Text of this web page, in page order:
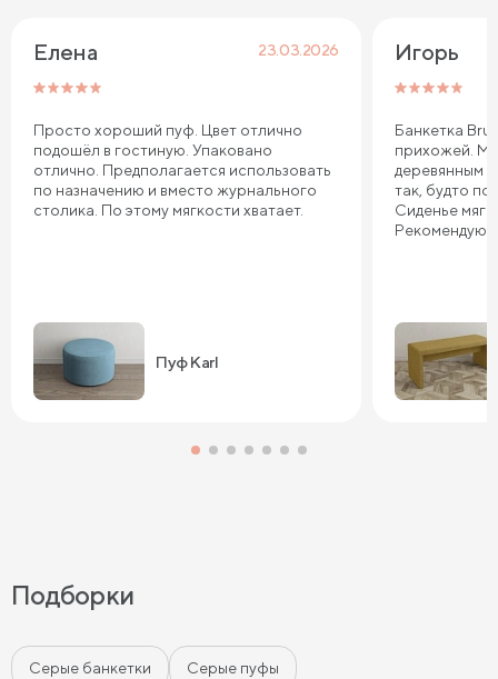
Елена 23.03.2026
Просто хороший пуф. Цвет отлично
подошёл в гостиную. Упаковано
отлично. Предполагается использовать
по назначению и вместо журнального
столика. По этому мягкости хватает.
Пуф Karl
Игорь
Банкетка
прихожей.
деревянным
так, будто
Сиденье
Рекомендую!
Подборки
Серые банкетки Серые пуфы